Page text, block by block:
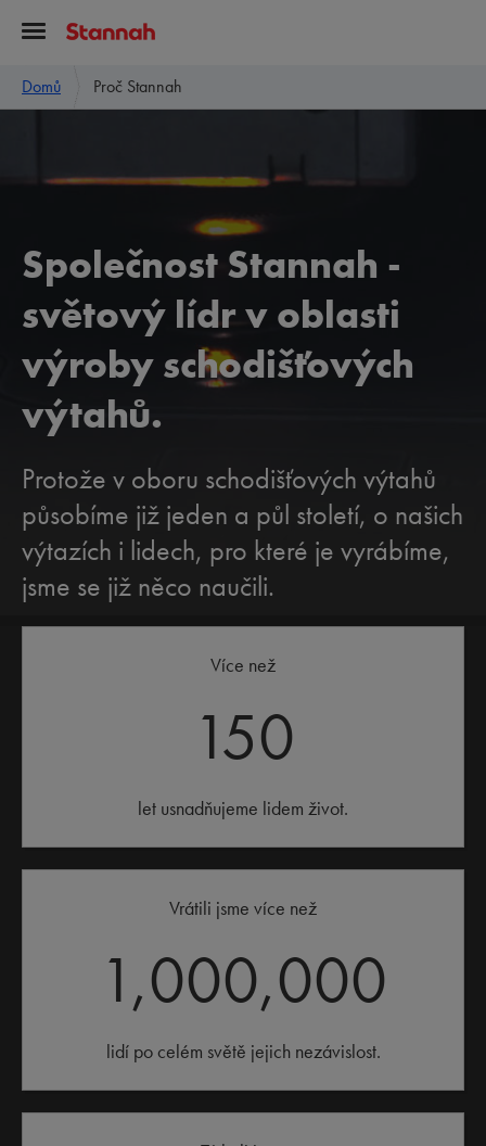
Domů Proč Stannah
Společnost Stannah -
světový lídr v oblasti
výroby schodišťových
výtahů.
Protože v oboru schodišťových výtahů
působíme již jeden a půl století, o našich
výtazích i lidech, pro které je vyrábíme,
jsme se již něco naučili.
Více než
150
let usnadňujeme lidem život.
Vrátili jsme více než
1,000,000
lidí po celém světě jejich nezávislost.